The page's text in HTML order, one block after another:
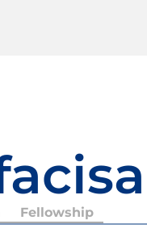
Fellowship